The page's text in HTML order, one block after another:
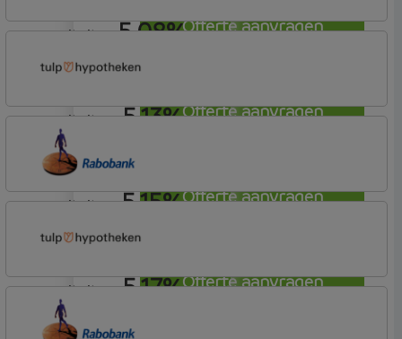
Offerte aanvragen
5,08%
Offerte aanvragen
annuiteit
5,13%
Offerte aanvragen
Allianz
annuiteit
5,15%
Offerte aanvragen
Tulp Hypotheken
Tulp Riant Hypotheek
annuiteit
5,17%
Plusvoorwaarden (Incl. Korting)
annuiteit
Tulp Hypotheken
Tulp Riant Hypotheek